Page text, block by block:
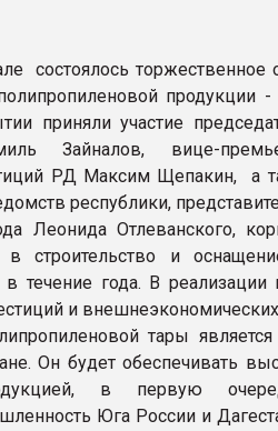
состоялось торжественное
продукции
приняли участие
Зайналов, вице-
РД Максим Щепакин, а
республики,
Леонида Отлеванского,
в строительство и
течение года. В реализации
и
тары
Он будет обеспечивать
в первую
Юга России и